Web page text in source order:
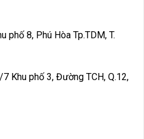
phố 8, Phú Hòa Tp.TDM, T.
Khu phố 3, Đường TCH, Q.12,